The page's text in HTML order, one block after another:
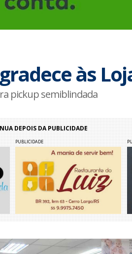
às
pickup semiblindada
DEPOIS DA PUBLICIDADE
PUBLICIDADE